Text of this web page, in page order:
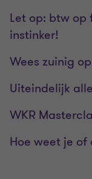
Let op: btw op
instinker!
Wees zuinig
Uiteindelijk
WKR
Hoe weet je